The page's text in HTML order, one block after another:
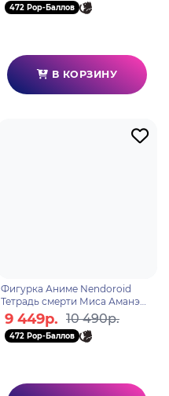
472 Pop-Баллов
В КОРЗИНУ
Фигурка Аниме Nendoroid
Тетрадь смерти Миса Аманэ
2.0 10см 4580590204195
9 449р. 10 490р.
472 Pop-Баллов